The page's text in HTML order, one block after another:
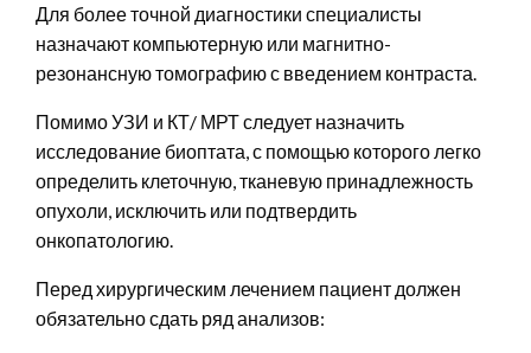
Для более точной диагностики специалисты
назначают компьютерную или магнитно-
резонансную томографию с введением контраста.
Помимо УЗИ и КТ/ МРТ следует назначить
исследование биоптата, с помощью которого легко
определить клеточную, тканевую принадлежность
опухоли, исключить или подтвердить
онкопатологию.
Перед хирургическим лечением пациент должен
обязательно сдать ряд анализов: